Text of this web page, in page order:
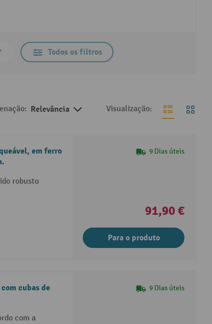
Todos os filtros
Relevância Visualização:
em ferro
robusto
9 Dias úteis
91,90 €
Para o produto
cubas de
com a
9 Dias úteis